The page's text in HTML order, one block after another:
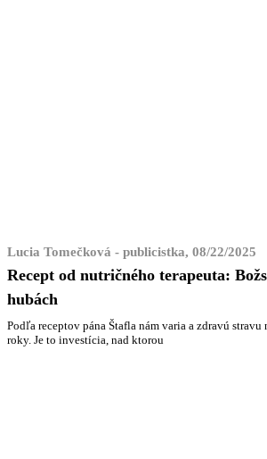
Lucia Tomečková - publicistka, 08/22/2025
Recept od nutričného terapeuta:
hubách
Podľa receptov pána Štafla nám varia a zdravú
roky. Je to investícia, nad ktorou